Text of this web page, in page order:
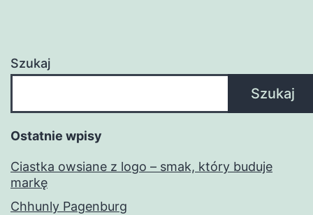
Szukaj
Szukaj
Ostatnie wpisy
Ciastka owsiane z logo – smak, który buduje
markę
Chhunly Pagenburg